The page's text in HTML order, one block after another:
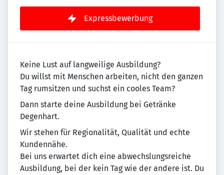
Expressbewerbung
Keine Lust auf langweilige Ausbildung?
Du willst mit Menschen arbeiten, nicht den ganzen
Tag rumsitzen und suchst ein cooles Team?
Dann starte deine Ausbildung bei Getränke
Degenhart.
Wir stehen für Regionalität, Qualität und echte
Kundennähe.
Bei uns erwartet dich eine abwechslungsreiche
Ausbildung, bei der kein Tag wie der andere ist. Du